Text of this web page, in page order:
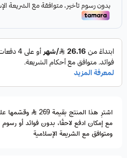
اشترِ هذا المنتج بقيمة 269
مع إمكان ادفع لاحقًا، بدون فوائد أو رسوم
ومتوافق مع الشريعة الإسلامية